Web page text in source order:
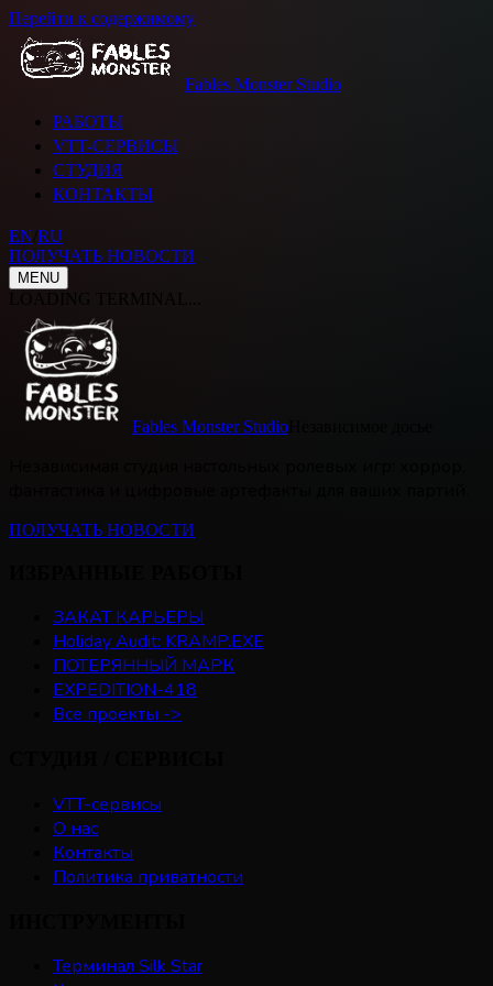
Перейти к содержимому
Fables Monster Studio
РАБОТЫ
VTT-СЕРВИСЫ
СТУДИЯ
КОНТАКТЫ
EN RU
ПОЛУЧАТЬ НОВОСТИ
MENU
Fables Monster Studio
ПОЛУЧАТЬ НОВОСТИ
ЗАКАТ КАРЬЕРЫ
Holiday Audit: KRAMP.EXE
ПОТЕРЯННЫЙ МАРК
EXPEDITION-418
Все проекты ->
VTT-сервисы
О нас
Контакты
Политика приватности
Терминал Silk Star